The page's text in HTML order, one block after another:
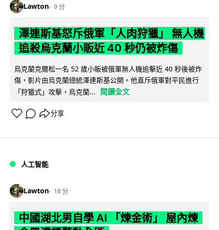
Lawton 9 分
澤連斯基怒斥俄軍「人肉狩獵」 無人機
追殺烏克蘭小販近 40 秒仍被炸傷
烏克蘭克爾松一名 52 歲小販被俄軍無人機追擊近 40 秒後被炸
傷，影片由烏克蘭總統澤連斯基公開。他直斥俄軍對平民進行
「狩獵式」攻擊，烏克蘭...
閱讀全文
分享
人工智能
Lawton 18 分
中國湖北男自學 AI 「煉金術」 屋內煉